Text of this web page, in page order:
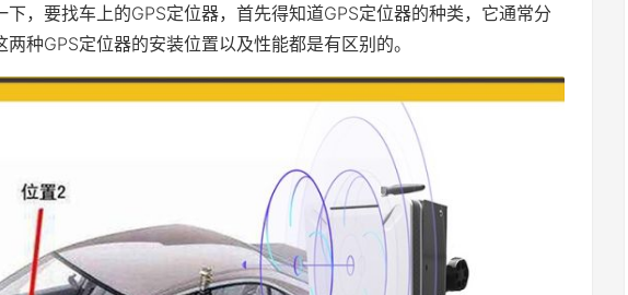
，要找车上的GPS定位器，首先得知道GPS定位器的种类，它通常分
种GPS定位器的安装位置以及性能都是有区别的。